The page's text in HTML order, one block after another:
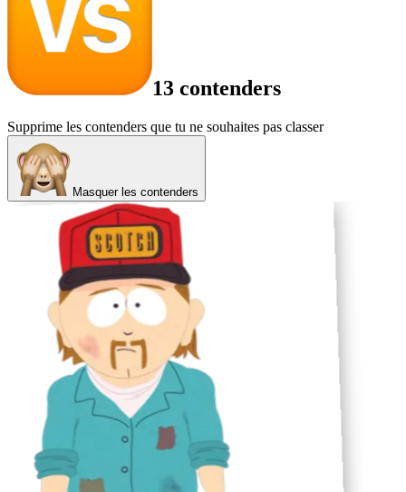
13 contenders
Supprime les contenders que tu ne souhaites pas classer
Masquer les contenders